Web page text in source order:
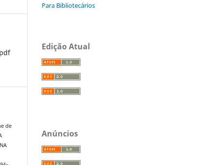
pdf
de
Para Bibliotecários
Edição Atual
Anúncios